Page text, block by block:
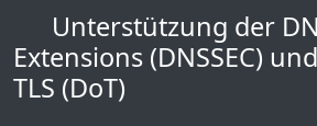
Unterstützung der
Extensions (DNSSEC)
TLS (DoT)